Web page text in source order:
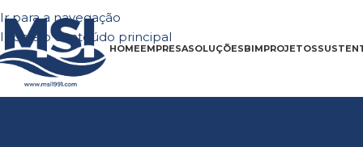
Ir para a navegação
Ir para o conteúdo principal
HOMEEMPRESASOLUÇÕESBIMPROJETOS